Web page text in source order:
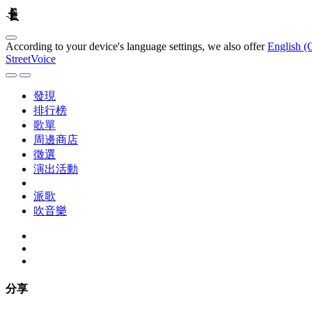
According to your device's language settings, we also offerEnglish
StreetVoice
發現
排行榜
歌單
周邊商店
徵選
演出活動
派歌
吹音樂
分享